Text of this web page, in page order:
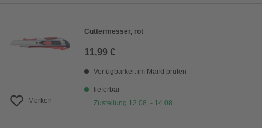
Merken
Cuttermesser, rot
11,99 €
Verfügbarkeit im Markt prüfen
lieferbar
Zustellung 12.08. - 14.08.